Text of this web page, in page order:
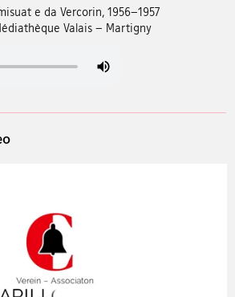
e da Vercorin, 1956–1957
Valais – Martigny